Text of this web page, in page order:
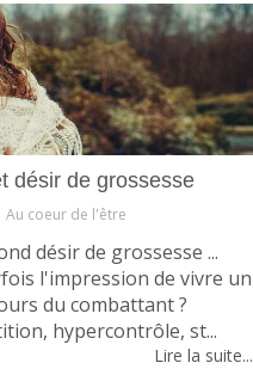
désir de grossesse
Au coeur de l'être
désir de grossesse ...
l'impression de vivre un
du combattant ?
hypercontrôle, st...
Lire la suite...